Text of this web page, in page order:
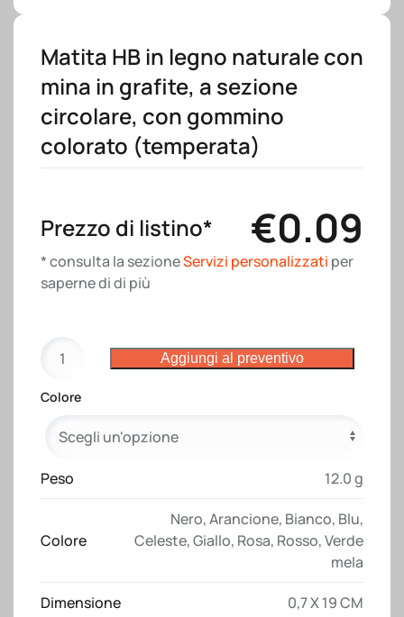
Matita HB in legno naturale con
mina in grafite, a sezione
circolare, con gommino
colorato (temperata)
Prezzo di listino* €0.09
* consulta la sezioneServizi personalizzati per
saperne di di più
in
naturale
mina
in
con
colorato
quantità
Aggiungi al preventivo
Colore
Peso 12.0 g
Colore
Nero,Arancione, Bianco, Blu,
Celeste,Giallo, Rosa, Rosso,Verde
mela
Dimensione 0,7 X 19 CM